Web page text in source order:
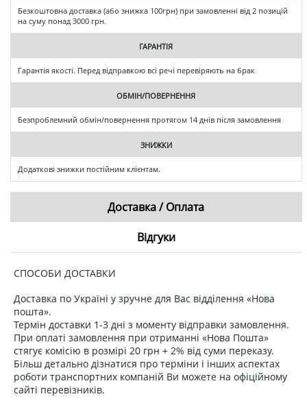
Безкоштовна доставка (або знижка 100грн) при замовленні від 2 позицій
на суму понад 3000 грн.
ГАРАНТІЯ
Гарантія якості. Перед відправкою всі речі перевіряють на брак
ОБМІН/ПОВЕРНЕННЯ
Безпроблемний обмін/повернення протягом 14 днів після замовлення
ЗНИЖКИ
Додаткові знижки постійним клієнтам.
Доставка / Оплата
Відгуки
СПОСОБИ ДОСТАВКИ
Доставка по Україні у зручне для Вас відділення «Нова
пошта».
Термін доставки 1-3 дні з моменту відправки замовлення.
При оплаті замовлення при отриманні «Нова Пошта»
стягує комісію в розмірі 20 грн + 2% від суми переказу.
Більш детально дізнатися про терміни і інших аспектах
роботи транспортних компаній Ви можете на офіційному
сайті перевізників.